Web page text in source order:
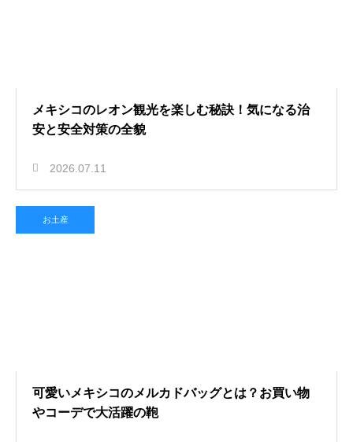
メキシコのレオン観光を楽しむ秘訣！気になる治
安と安全対策の全貌
2026.07.11
お土産
可愛いメキシコのメルカドバッグとは？お買い物
やコーデで大活躍の鞄